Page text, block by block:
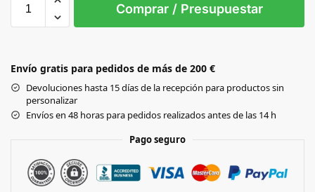
Black
Comprar / Presupuestar
Envío gratis para pedidos de más de 200 €
Devoluciones hasta 15 días de la recepción para productos sin
personalizar
Envíos en 48 horas para pedidos realizados antes de las 14 h
Pago seguro